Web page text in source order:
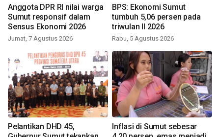
Anggota DPR RI nilai warga
Sumut responsif dalam
Sensus Ekonomi 2026
Jumat, 7 Agustus 2026
BPS: Ekonomi Sumut
tumbuh 5,06 persen pada
triwulan II 2026
Rabu, 5 Agustus 2026
Pelantikan DHD 45,
Inflasi di Sumut sebesar